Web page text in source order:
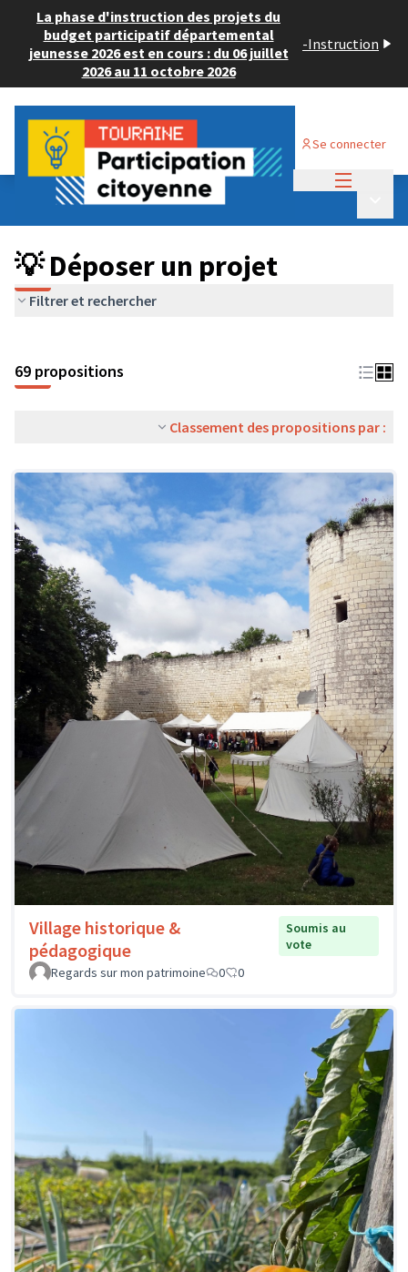
La phase d'instruction des projets du
budget participatif départemental
jeunesse 2026 est en cours : du 06 juillet
2026 au 11 octobre 2026
-Instruction
Se connecter
Budget Participatif ADULTE 2024
💡 Déposer un projet
💡 Déposer un projet
Filtrer et rechercher
69 propositions
Classement des propositions par :
Village historique &
pédagogique
Soumis au
vote
Regards sur mon patrimoine
0 0